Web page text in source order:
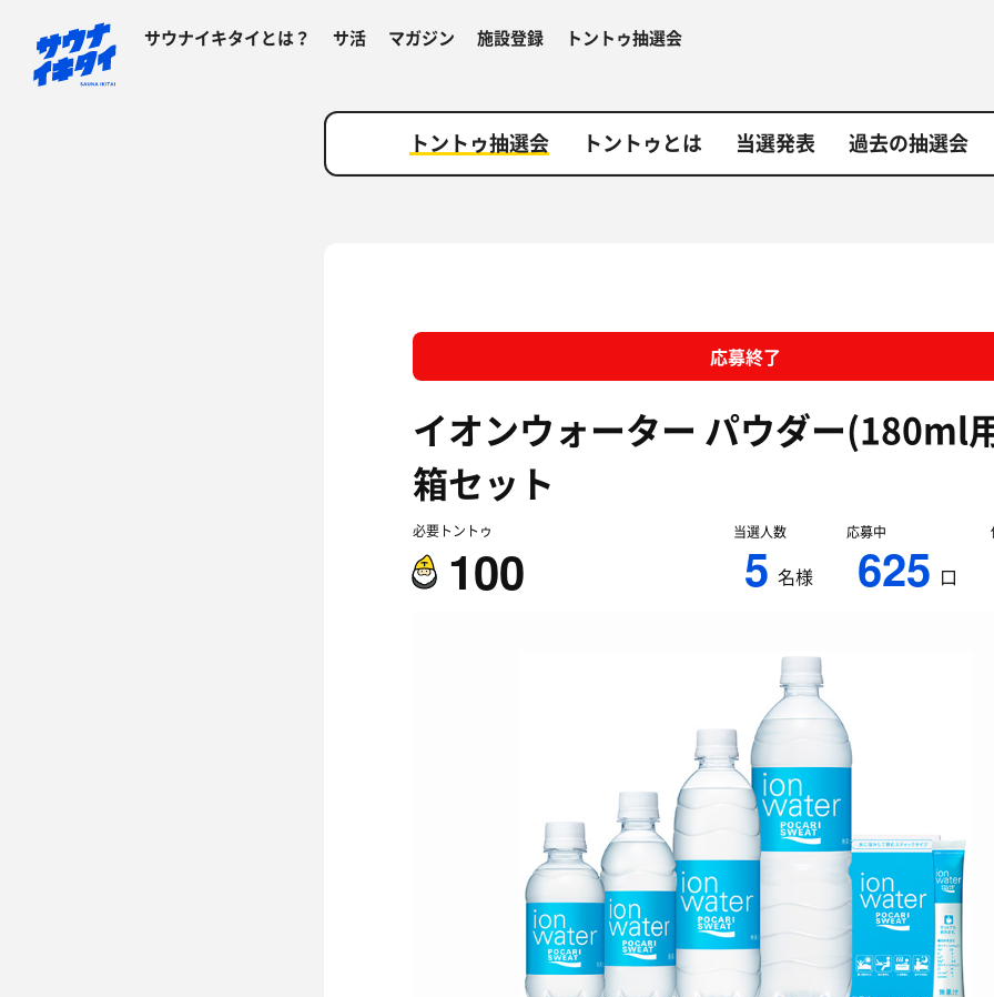
サウナイキタイとは？ サ活 マガジン 施設登録 トントゥ抽選会
トントゥ抽選会 トントゥとは 当選発表 過去の抽選会
応募終了
イオンウォーター パウダー(180ml
箱セット
必要トントゥ
100
当選人数
5 名様
応募中
625 口